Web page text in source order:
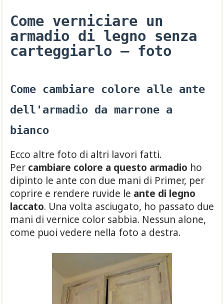
Come verniciare un
armadio di legno senza
carteggiarlo — foto
Come cambiare colore alle ante
dell'armadio da marrone a
bianco
Ecco altre foto di altri lavori fatti.
Per cambiare colore a questo armadio ho
dipinto le ante con due mani di Primer, per
coprire e rendere ruvide le ante di legno
laccato. Una volta asciugato, ho passato due
mani di vernice color sabbia. Nessun alone,
come puoi vedere nella foto a destra.